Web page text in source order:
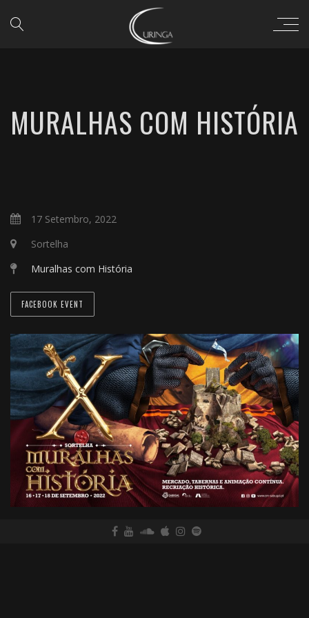
MURALHAS COM HISTÓRIA
17 Setembro, 2022
Sortelha
Muralhas com História
FACEBOOK EVENT